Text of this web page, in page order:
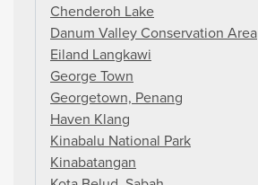
Chenderoh Lake
Danum Valley Conservation Area
Eiland Langkawi
George Town
Georgetown, Penang
Haven Klang
Kinabalu National Park
Kinabatangan